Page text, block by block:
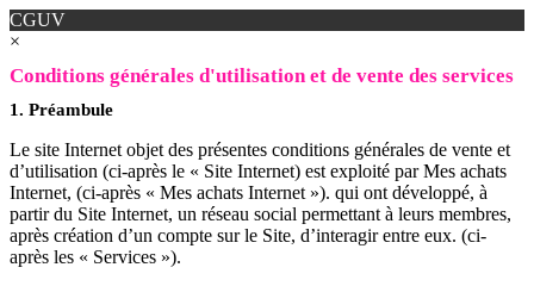
CGUV
×
Conditions générales d'utilisation et de vente des services
1. Préambule
Le site Internet objet des présentes conditions générales de vente et
d’utilisation (ci-après le « Site Internet) est exploité par Mes achats
Internet, (ci-après « Mes achats Internet »). qui ont développé, à
partir du Site Internet, un réseau social permettant à leurs membres,
après création d’un compte sur le Site, d’interagir entre eux. (ci-
après les « Services »).